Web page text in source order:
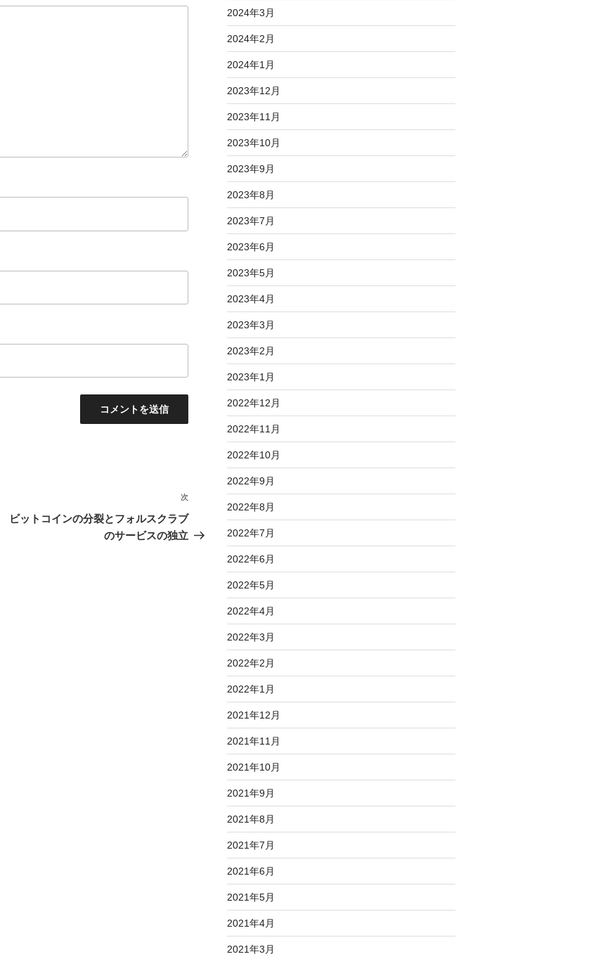
次
の
投
次
ビットコインの分裂とフォルスクラブ
のサービスの独立
2024年3月
2024年2月
2024年1月
2023年12月
2023年11月
2023年10月
2023年9月
2023年8月
2023年7月
2023年6月
2023年5月
2023年4月
2023年3月
2023年2月
2023年1月
2022年12月
2022年11月
2022年10月
2022年9月
2022年8月
2022年7月
2022年6月
2022年5月
2022年4月
2022年3月
2022年2月
2022年1月
2021年12月
2021年11月
2021年10月
2021年9月
2021年8月
2021年7月
2021年6月
2021年5月
2021年4月
2021年3月